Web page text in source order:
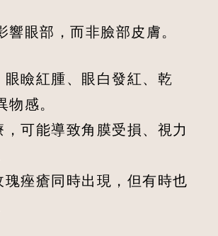
響眼部，而非臉部皮膚。
眼瞼紅腫、眼白發紅、乾
感。
，可能導致角膜受損、視力
瑰痤瘡同時出現，但有時也